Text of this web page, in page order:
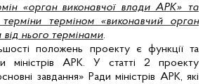
«орган виконавчої влади АРК» та
терміни терміном «виконавчий орган
нього термінами.
положень проекту є функції та
міністрів АРК. У статті 2 проекту
завдання» Ради міністрів АРК, які